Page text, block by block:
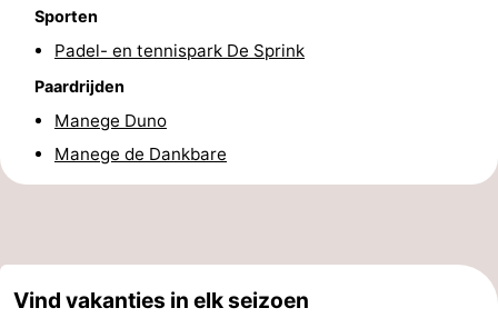
Steden
Natuur
Rondleidingen
Sporten
Fietsen
-
Wandelen
-
Sporten
Padel- en tennispark De Sprink
Paardrijden
Manege Duno
Manege de Dankbare
Vind vakanties in elk seizoen